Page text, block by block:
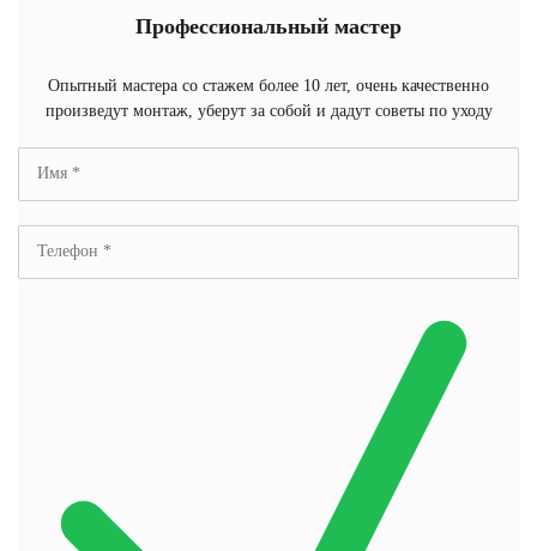
Профессиональный мастер
Опытный мастера со стажем более 10 лет, очень качественно
произведут монтаж, уберут за собой и дадут советы по уходу